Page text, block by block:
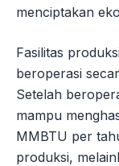
menciptakan
Fasilitas
beroperasi
Setelah
mampu
MMBTU per
produksi,